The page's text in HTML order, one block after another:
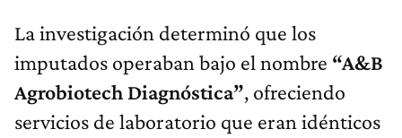
La investigación determinó que los
imputados operaban bajo el nombre “A&B
Agrobiotech Diagnóstica”, ofreciendo
servicios de laboratorio que eran idénticos